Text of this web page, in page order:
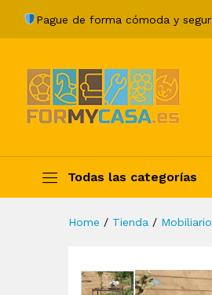
Pague de forma cómoda y
Todas las categorías
Home / Tienda / Mobiliario
Description